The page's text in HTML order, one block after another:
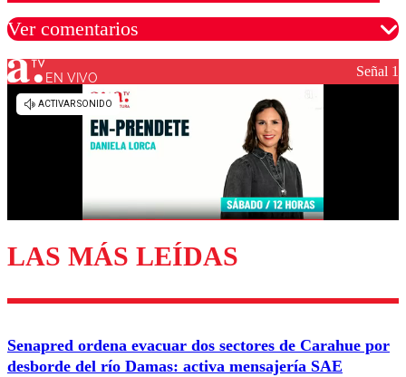
Ver comentarios
Los comentarios son moderados para garantizar un
diálogo respetuoso.
Enviar comentario
EN VIVO Señal 1
LAS MÁS LEÍDAS
Senapred ordena evacuar dos sectores de Carahue por
desborde del río Damas: activa mensajería SAE